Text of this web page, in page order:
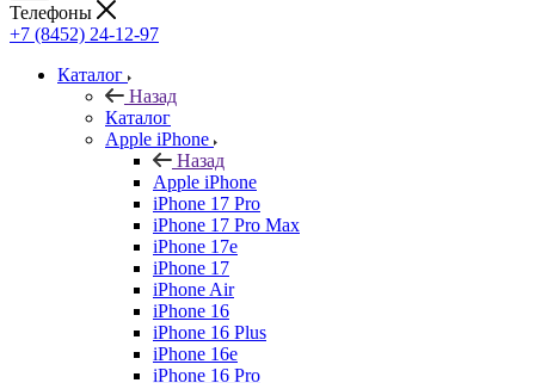
Телефоны
+7 (8452) 24-12-97
Каталог
Назад
Каталог
Apple iPhone
Назад
Apple iPhone
iPhone 17 Pro
iPhone 17 Pro Max
iPhone 17e
iPhone 17
iPhone Air
iPhone 16
iPhone 16 Plus
iPhone 16e
iPhone 16 Pro